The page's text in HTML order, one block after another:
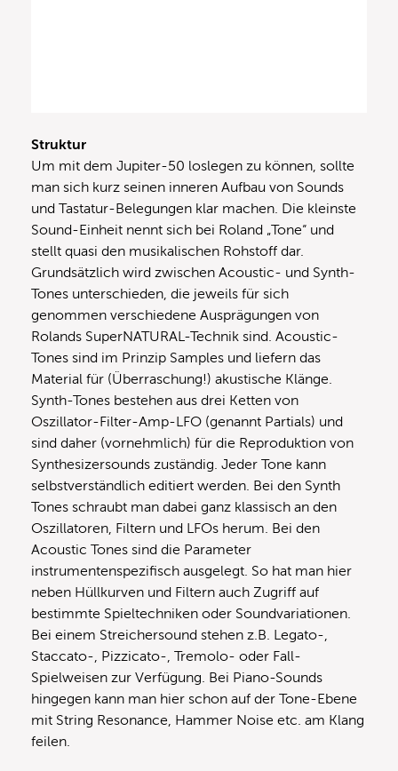
Struktur
Um mit dem Jupiter-50 loslegen zu können, sollte
man sich kurz seinen inneren Aufbau von Sounds
und Tastatur-Belegungen klar machen. Die kleinste
Sound-Einheit nennt sich bei Roland „Tone“ und
stellt quasi den musikalischen Rohstoff dar.
Grundsätzlich wird zwischen Acoustic- und Synth-
Tones unterschieden, die jeweils für sich
genommen verschiedene Ausprägungen von
Rolands SuperNATURAL-Technik sind. Acoustic-
Tones sind im Prinzip Samples und liefern das
Material für (Überraschung!) akustische Klänge.
Synth-Tones bestehen aus drei Ketten von
Oszillator-Filter-Amp-LFO (genannt Partials) und
sind daher (vornehmlich) für die Reproduktion von
Synthesizersounds zuständig. Jeder Tone kann
selbstverständlich editiert werden. Bei den Synth
Tones schraubt man dabei ganz klassisch an den
Oszillatoren, Filtern und LFOs herum. Bei den
Acoustic Tones sind die Parameter
instrumentenspezifisch ausgelegt. So hat man hier
neben Hüllkurven und Filtern auch Zugriff auf
bestimmte Spieltechniken oder Soundvariationen.
Bei einem Streichersound stehen z.B. Legato-,
Staccato-, Pizzicato-, Tremolo- oder Fall-
Spielweisen zur Verfügung. Bei Piano-Sounds
hingegen kann man hier schon auf der Tone-Ebene
mit String Resonance, Hammer Noise etc. am Klang
feilen.